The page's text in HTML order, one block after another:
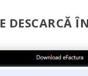
DESCARCĂ